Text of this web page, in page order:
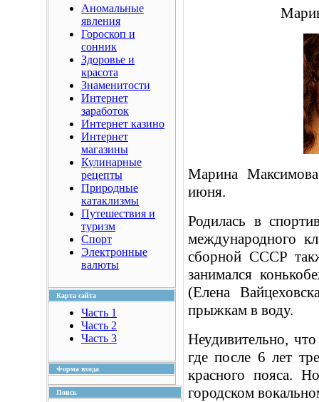
Аномальные
явления
Гороскоп и
сонник
Здоровье и
красота
Знаменитости
Интернет
заработок
Интернет казино
Интернет
магазины
Кулинарные
рецепты
Природные
катаклизмы
Путешествия и
туризм
Спорт
Электронные
валюты
Карта сайта
Часть 1
Часть 2
Часть 3
Форма входа
Поиск
Марина
июня.
Родилась в
международного
сборной СССР
занимался
(Елена
прыжкам в воду.
Неудивительно,
где после 6 лет
красного пояса.
городском